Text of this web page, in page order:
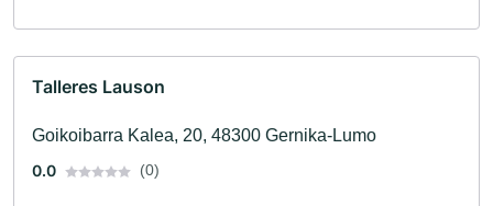
Talleres Lauson
Goikoibarra Kalea, 20, 48300 Gernika-Lumo
0.0
(0)